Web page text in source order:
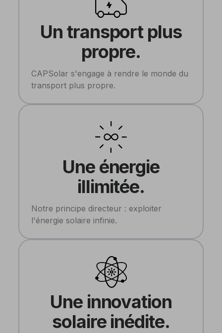
Un transport plus
propre.
CAPSolar s'engage à rendre le monde du
transport plus propre.
Une énergie
illimitée.
Notre principe directeur : exploiter
l'énergie solaire infinie.
Une innovation
solaire inédite.